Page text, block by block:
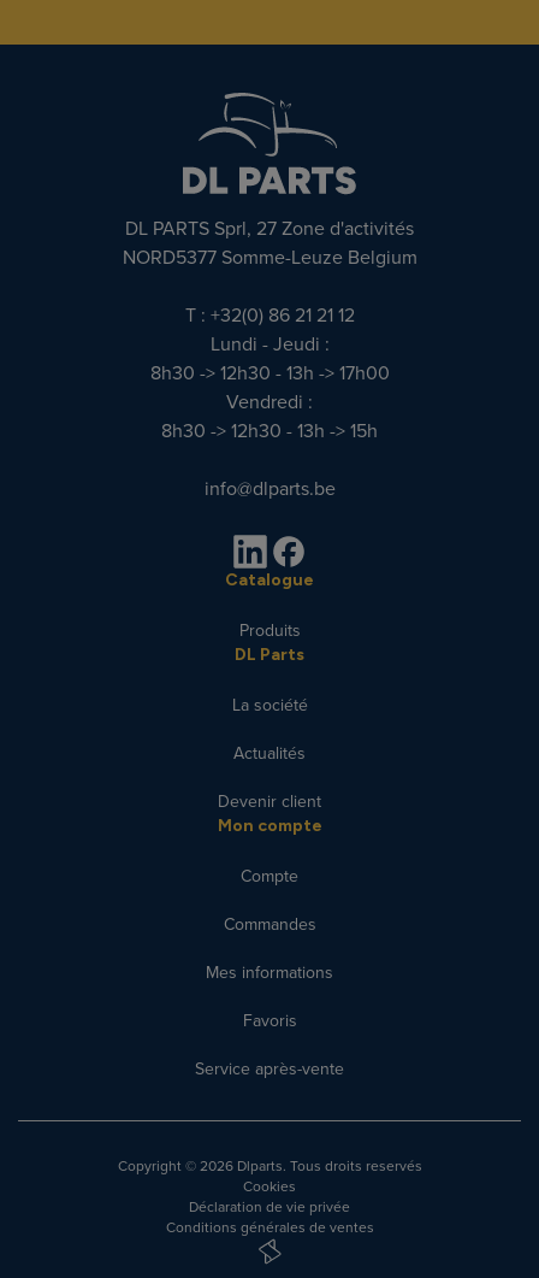
DL PARTS Sprl, 27 Zone d'activités
NORD5377 Somme-Leuze Belgium
T : +32(0) 86 21 21 12
Lundi - Jeudi :
8h30 -> 12h30 - 13h -> 17h00
Vendredi :
8h30 -> 12h30 - 13h -> 15h
info@dlparts.be
Catalogue
Produits
DL Parts
La société
Actualités
Devenir client
Mon compte
Compte
Commandes
Mes informations
Favoris
Service après-vente
Copyright© 2026 Dlparts. Tous droits reservés
Cookies
Déclaration de vie privée
Conditions générales de ventes